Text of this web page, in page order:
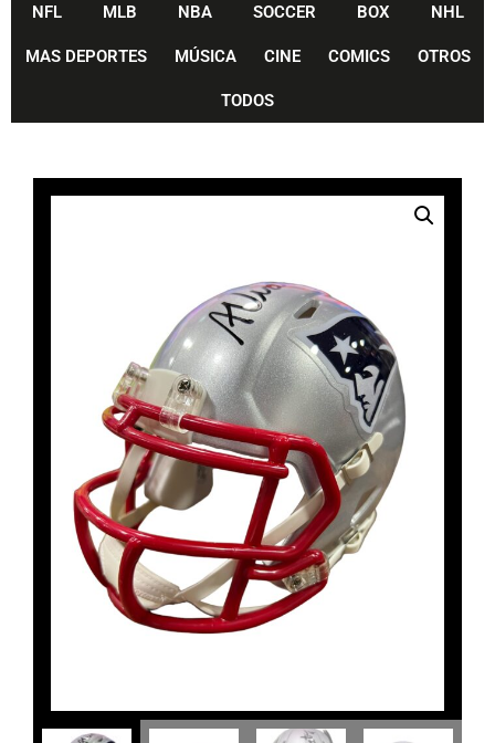
NFL MLB NBA SOCCER BOX NHL
MAS DEPORTES MÚSICA CINE COMICS OTROS
TODOS